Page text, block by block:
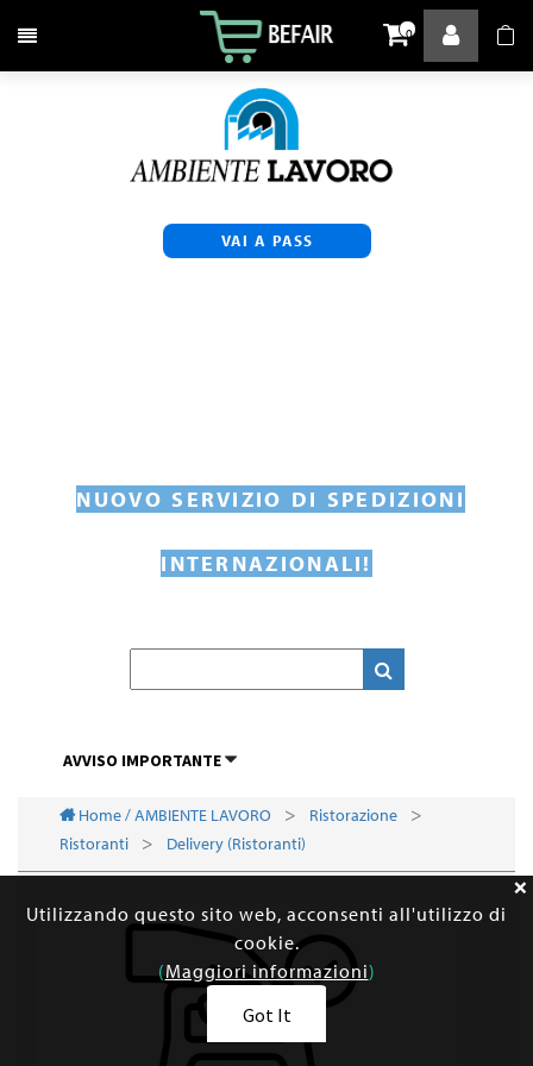
Attiva / disattiva la navigazione 0
VAI A PASS
NUOVO SERVIZIO DI SPEDIZIONI
INTERNAZIONALI!
AVVISO IMPORTANTE
Home / AMBIENTE LAVORO
Ristorazione
Ristoranti
Delivery (Ristoranti)
Utilizzando questo sito web, acconsenti all'utilizzo di
cookie.
(Maggiori informazioni)
Got It